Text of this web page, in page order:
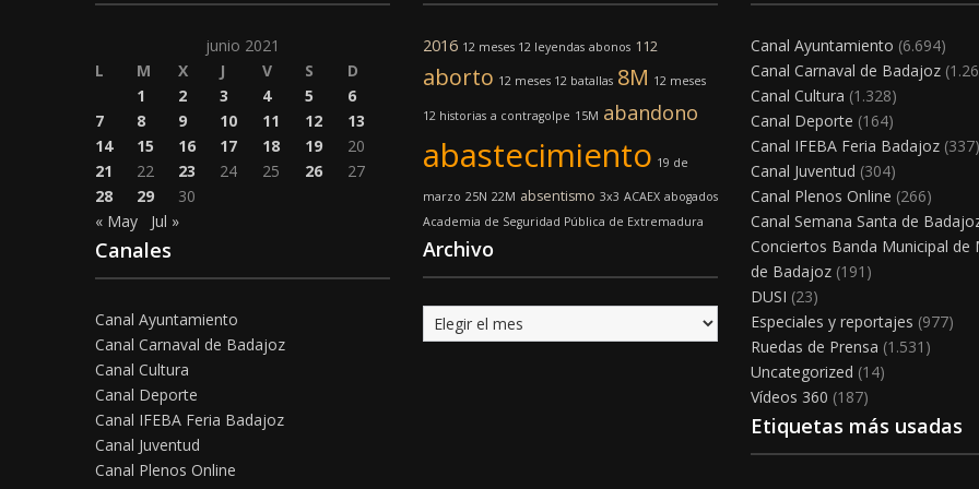
junio 2021
L
M X J V S
D
1
2 3 4 5
6
7
8 9 10 11 12
13
14
15 16 17 18 19
20
21
22 23 24 25 26
27
28
29
30
« May
Jul »
Canales
Canal Ayuntamiento
Canal Carnaval de Badajoz
Canal Cultura
Canal Deporte
Canal IFEBA Feria Badajoz
Canal Juventud
Canal Plenos Online
2016 12 meses 12 leyendas abonos 112
aborto 12 meses 12 batallas 8M 12 meses
12 historias a contragolpe 15M abandono
abastecimiento 19 de
marzo 25N 22M absentismo 3x3 ACAEX abogados
Academia de Seguridad Pública de Extremadura
Archivo
Archivo
Canal Ayuntamiento (6.694)
Canal Carnaval de Badajoz
Canal Cultura (1.328)
Canal Deporte (164)
Canal IFEBA Feria Badajoz (337)
Canal Juventud (304)
Canal Plenos Online (266)
Canal Semana Santa de
Conciertos Banda Municipal de
de Badajoz (191)
DUSI (23)
Especiales y reportajes (977)
Ruedas de Prensa (1.531)
Uncategorized (14)
Vídeos 360 (187)
Etiquetas más usadas